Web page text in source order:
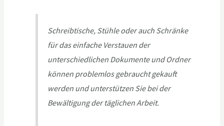
Schreibtische, Stühle oder auch Schränke
für das einfache Verstauen der
unterschiedlichen Dokumente und Ordner
können problemlos gebraucht gekauft
werden und unterstützen Sie bei der
Bewältigung der täglichen Arbeit.